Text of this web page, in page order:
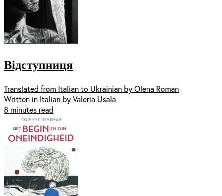
Відступниця
Translated from Italian to Ukrainian by Olena Roman
Written in Italian by Valeria Usala
8 minutes read